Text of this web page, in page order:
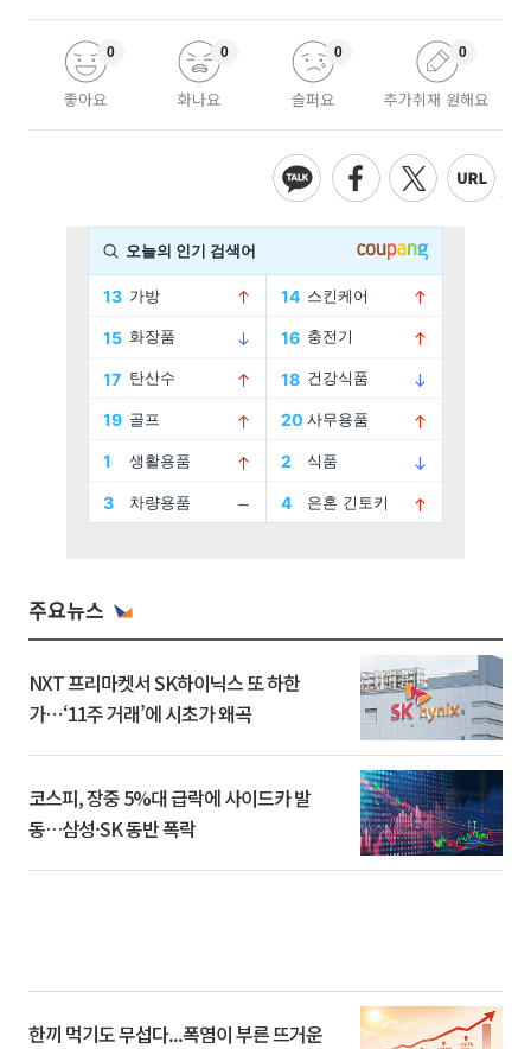
좋아요
0
화나요
0
슬퍼요
0
추가취재 원해요
0
주요뉴스
NXT 프리마켓서 SK하이닉스 또 하한
가⋯‘11주 거래’에 시초가 왜곡
코스피, 장중 5%대 급락에 사이드카 발
동…삼성·SK 동반 폭락
한끼 먹기도 무섭다...폭염이 부른 뜨거운